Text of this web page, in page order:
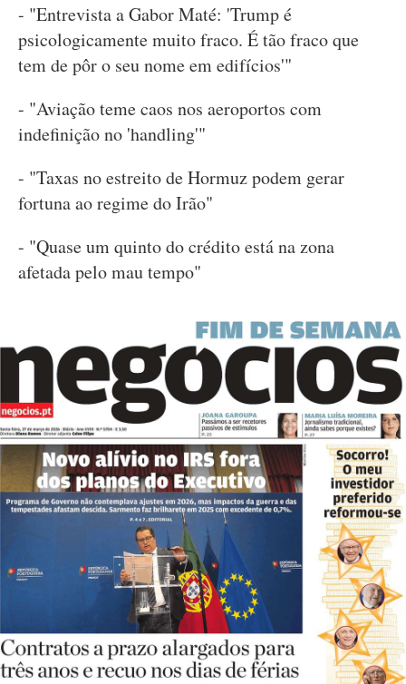
- "Entrevista a Gabor Maté: 'Trump é
psicologicamente muito fraco. É tão fraco que
tem de pôr o seu nome em edifícios'"
- "Aviação teme caos nos aeroportos com
indefinição no 'handling'"
- "Taxas no estreito de Hormuz podem gerar
fortuna ao regime do Irão"
- "Quase um quinto do crédito está na zona
afetada pelo mau tempo"